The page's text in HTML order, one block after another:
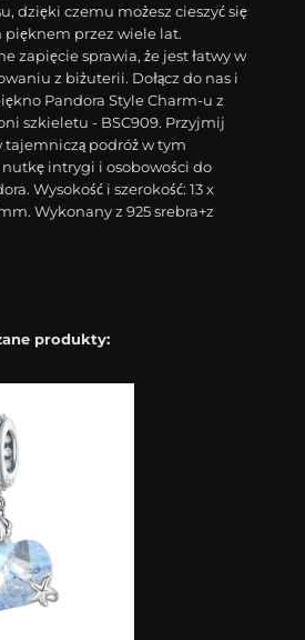
dzięki czemu możesz cieszyć się
pięknem przez wiele lat.
zapięcie sprawia, że jest łatwy w
z biżuterii. Dołącz do nas i
Pandora Style Charm-u z
szkieletu - BSC909. Przyjmij
tajemniczą podróż w tym
intrygi i osobowości do
Wysokość i szerokość: 13 x
Wykonany z 925 srebra+z
produkty: